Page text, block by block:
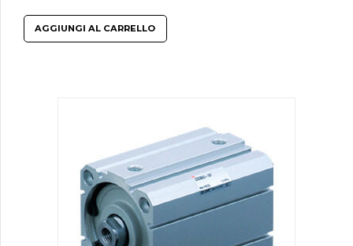
AGGIUNGI AL CARRELLO